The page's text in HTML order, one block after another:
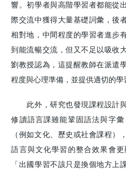
響。初學者與高階學習者都能從
際交流中獲得大量基礎詞彙，後
相對地，中間程度的學習者進步
到能流暢交流，但又不足以吸收
劉教授認為，這提醒教師在派遣
程度與心理準備，並提供適切的學
此外，研究也發現課程設計與
修讀語言課雖能鞏固語法與字
（例如文化、歷史或社會課程）
語言與文化學習的整合效果會更
「出國學習不該只是換個地方上